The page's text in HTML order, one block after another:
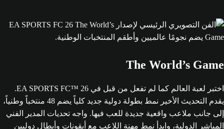
The World’s Game
اختبر لعبة العالم كما لم تفعل من قبل في EA SPORTS FC™ 26.
يقدم التحديث الأخير نمط بطولة دولية جديد كلياً يضم 48 منتخباً وطنياً،
إلى جانب ملاعب واقعية جديدة للعب فيها. واجه تحديات المدير الفني
المباشر الدولية، وابدأ نمط مهنة اللاعب مع أيقونات وأبطال دوليين